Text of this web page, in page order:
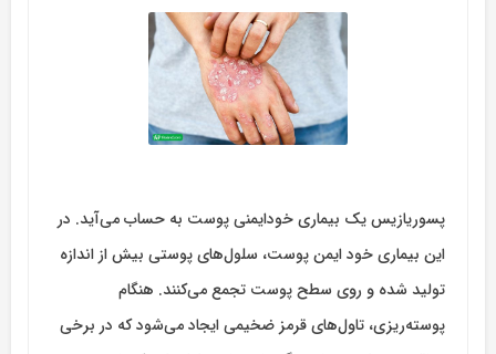
پسوریازیس یک بیماری خودایمنی پوست به حساب می‌آید. در
این بیماری خود ایمن پوست، سلول‌های پوستی بیش از اندازه
تولید شده و روی سطح پوست تجمع می‌کنند. هنگام
پوسته‌ریزی، تاول‌های قرمز ضخیمی ایجاد می‌شود که در برخی